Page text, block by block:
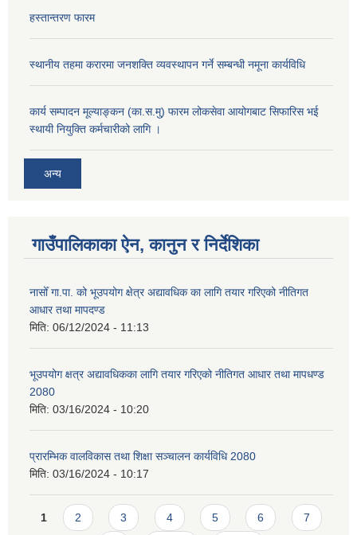
हस्तान्तरण फारम
स्थानीय तहमा करारमा जनशक्ति व्यवस्थापन गर्ने सम्बन्धी नमूना कार्यविधि
कार्य सम्पादन मूल्याङ्कन (का.स.मु) फारम लोकसेवा आयोगबाट सिफारिस भई
स्थायी नियुक्ति कर्मचारीको लागि ।
अन्य
गाउँपालिकाका ऐन, कानुन र निर्देशिका
नासोँ गा.पा. को भूउपयोग क्षेत्र अद्यावधिक का लागि तयार गरिएको नीतिगत
आधार तथा मापदण्ड
मिति: 06/12/2024 - 11:13
भूउपयोग क्षत्र अद्यावधिकका लागि तयार गरिएको नीतिगत आधार तथा मापधण्ड
2080
मिति: 03/16/2024 - 10:20
प्रारम्भिक वालविकास तथा शिक्षा सञ्चालन कार्यविधि 2080
मिति: 03/16/2024 - 10:17
Pages
1 2 3 4 5 6 7